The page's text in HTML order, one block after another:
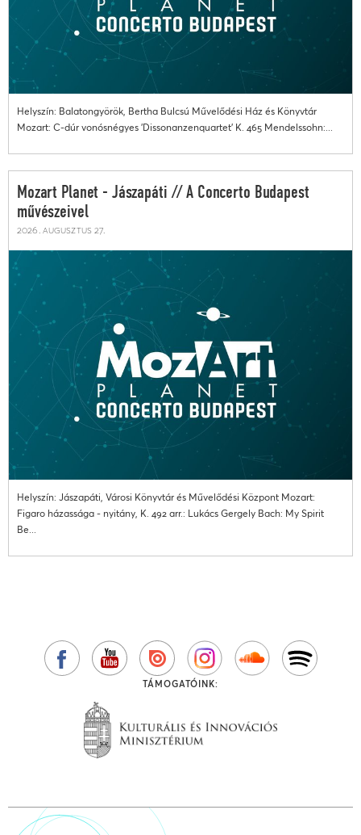
Helyszín: Balatongyörök, Bertha Bulcsú Művelődési Ház és Könyvtár
Mozart: C-dúr vonósnégyes 'Dissonanzenquartet' K. 465 Mendelssohn:...
Mozart Planet - Jászapáti // A Concerto Budapest
művészeivel
2026. augusztus 27.
Helyszín: Jászapáti, Városi Könyvtár és Művelődési Központ Mozart:
Figaro házassága - nyitány, K. 492 arr.: Lukács Gergely Bach: My Spirit
Be...
TÁMOGATÓINK: